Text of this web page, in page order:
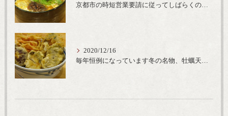
京都市の時短営業要請に従ってしばらくの間20時までの営業とさせていただいております。寒い時期には温かいお蕎麦がおすすめ
2020/12/16